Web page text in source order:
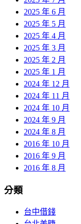
2025 年 6 月
2025 年 5 月
2025 年 4 月
2025 年 3 月
2025 年 2 月
2025 年 1 月
2024 年 12 月
2024 年 11 月
2024 年 10 月
2024 年 9 月
2024 年 8 月
2016 年 10 月
2016 年 9 月
2016 年 8 月
分類
台中借錢